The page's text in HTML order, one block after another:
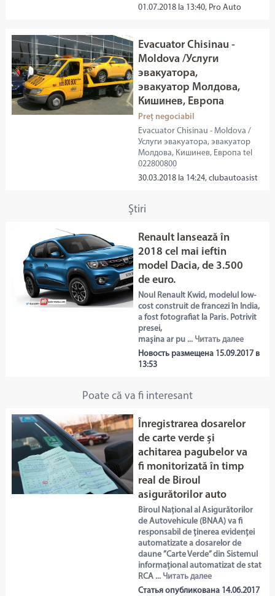
01.07.2018 la 13:40, Pro Auto
Evacuator Chisinau -
Moldova /Услуги
эвакуатора,
эвакуатор Молдова,
Кишинев, Европа
Preț negociabil
Evacuator Chisinau - Moldova /
Услуги эвакуатора, эвакуатор
Молдова, Кишинев, Европа tel
022800800
30.03.2018 la 14:24, clubautoasist
Ştiri
Renault lansează în
2018 cel mai ieftin
model Dacia, de 3.500
de euro.
Noul Renault Kwid, modelul low-
cost construit de francezi în India,
a fost fotografiat la Paris. Potrivit
presei,
maşina ar pu ... Читать далее
Новость размещена 15.09.2017 в
13:53
Poate că va fi interesant
Înregistrarea dosarelor
de carte verde și
achitarea pagubelor va
fi monitorizată în timp
real de Biroul
asigurătorilor auto
Biroul Național al Asigurătorilor
de Autovehicule (BNAA) va fi
responsabil de ținerea evidenței
automatizate a dosarelor de
daune ”Carte Verde” din Sistemul
informațional automatizat de stat
RCA ... Читать далее
Статья опубликована 14.06.2017